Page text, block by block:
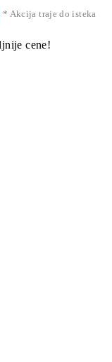
* Akcija traje do isteka
cene!